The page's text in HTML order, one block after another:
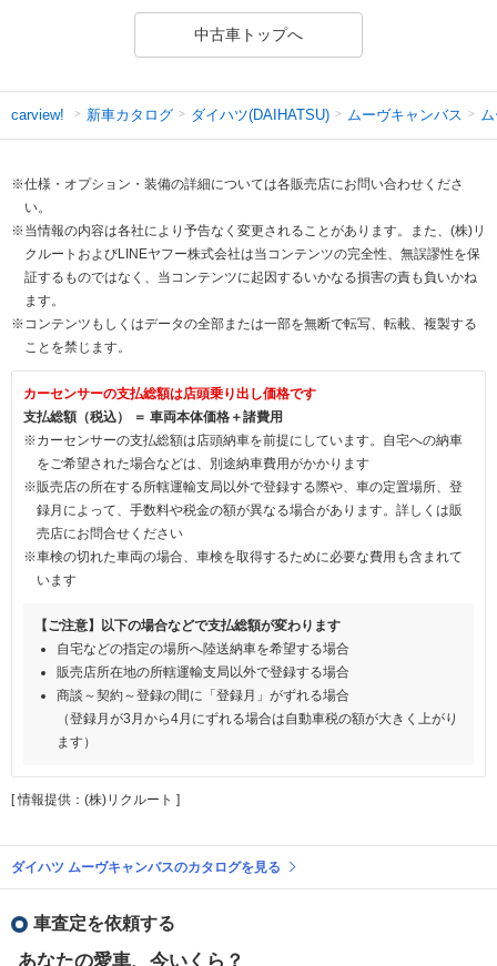
中古車トップへ
carview! 新車カタログ ダイハツ(DAIHATSU) ムーヴキャンバス
※仕様・オプション・装備の詳細については各販売店にお問い合わせくださ
い。
※当情報の内容は各社により予告なく変更されることがあります。また、(株)リ
クルートおよびLINEヤフー株式会社は当コンテンツの完全性、無誤謬性を保
証するものではなく、当コンテンツに起因するいかなる損害の責も負いかね
ます。
※コンテンツもしくはデータの全部または一部を無断で転写、転載、複製する
ことを禁じます。
カーセンサーの支払総額は店頭乗り出し価格です
支払総額（税込） ＝ 車両本体価格＋諸費用
※カーセンサーの支払総額は店頭納車を前提にしています。自宅への納車
をご希望された場合などは、別途納車費用がかかります
※販売店の所在する所轄運輸支局以外で登録する際や、車の定置場所、登
録月によって、手数料や税金の額が異なる場合があります。詳しくは販
売店にお問合せください
※車検の切れた車両の場合、車検を取得するために必要な費用も含まれて
います
【ご注意】以下の場合などで支払総額が変わります
自宅などの指定の場所へ陸送納車を希望する場合
販売店所在地の所轄運輸支局以外で登録する場合
商談～契約～登録の間に「登録月」がずれる場合
（登録月が3月から4月にずれる場合は自動車税の額が大きく上がり
ます）
[ 情報提供：(株)リクルート ]
ダイハツ ムーヴキャンバスのカタログを見る
車査定を依頼する
あなたの愛車、今いくら？